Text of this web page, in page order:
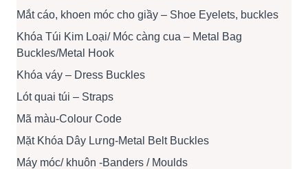
Mắt cáo, khoen móc cho giầy – Shoe Eyelets, buckles
Khóa Túi Kim Loại/ Móc càng cua – Metal Bag
Buckles/Metal Hook
Khóa váy – Dress Buckles
Lót quai túi – Straps
Mã màu-Colour Code
Mặt Khóa Dây Lưng-Metal Belt Buckles
Máy móc/ khuôn -Banders / Moulds